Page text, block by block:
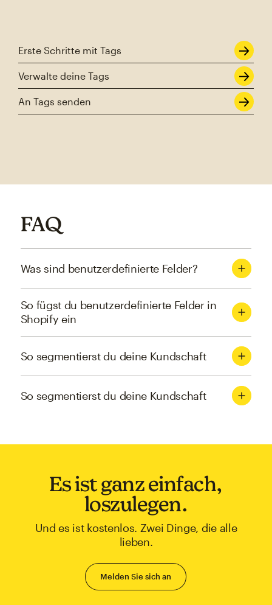
Erste Schritte mit Tags
Verwalte deine Tags
An Tags senden
FAQ
Was sind benutzerdefinierte Felder?
So fügst du benutzerdefinierte Felder in
Shopify ein
So segmentierst du deine Kundschaft
So segmentierst du deine Kundschaft
Es ist ganz einfach,
loszulegen.
Und es ist kostenlos. Zwei Dinge, die alle
lieben.
Melden Sie sich an